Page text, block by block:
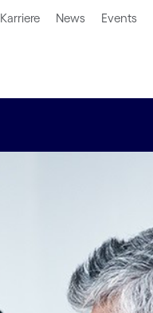
Karriere News Events